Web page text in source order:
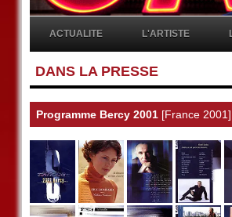
ACTUALITE L'ARTISTE
DANS LA PRESSE
Programme Bercy 2001 [France 2001]